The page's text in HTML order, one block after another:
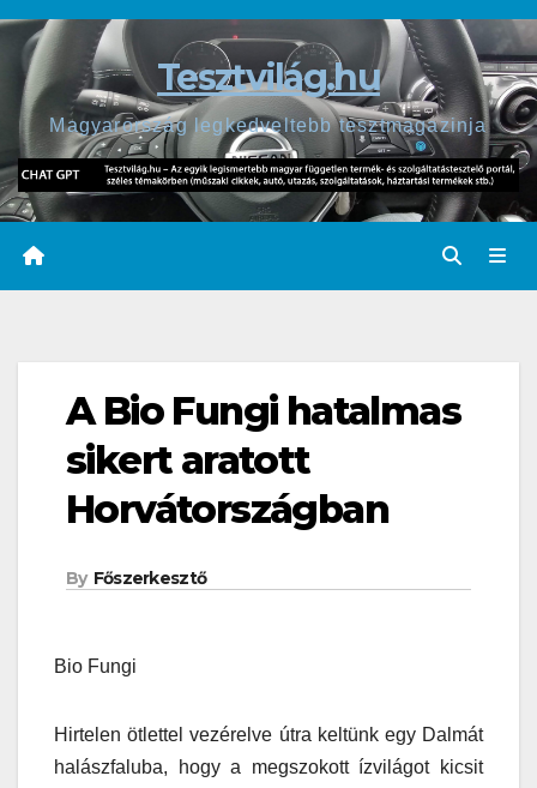
Skip
content
Tesztvilág.hu
Magyarország legkedveltebb tesztmagazinja
A Bio Fungi hatalmas
sikert aratott
Horvátországban
By Főszerkesztő
Bio Fungi
Hirtelen ötlettel vezérelve útra keltünk egy Dalmát
halászfaluba, hogy a megszokott ízvilágot kicsit